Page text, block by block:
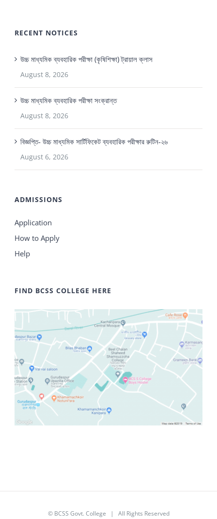
RECENT NOTICES
উচ্চ মাধ্যমিক ব্যবহারিক পরীক্ষা (কৃষিশিক্ষা) ট্রায়াল ক্লাস
August 8, 2026
উচ্চ মাধ্যমিক ব্যবহারিক পরীক্ষা সংক্রান্ত
August 8, 2026
বিজ্ঞপ্তি- উচ্চ মাধ্যমিক সার্টিফিকেট ব্যবহারিক পরীক্ষার রুটিন-২৬
August 6, 2026
ADMISSIONS
Application
How to Apply
Help
FIND BCSS COLLEGE HERE
© BCSS Govt. College | All Rights Reserved